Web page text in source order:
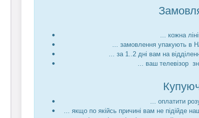
... кожна
... замовлення упакують в
... за 1..2 дні вам на
... ваш телевізор
... оплатити
... якщо по якійсь причині вам не підійде